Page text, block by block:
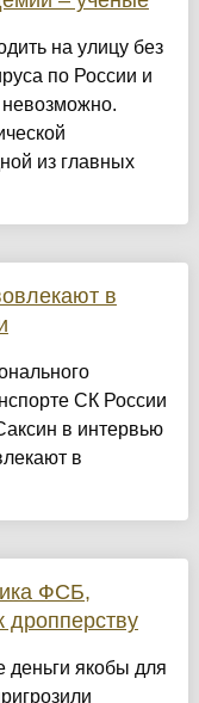
на улицу без
по России и
невозможно.
из главных
в
СК России
в интервью
в
ФСБ,
дропперству
деньги якобы для